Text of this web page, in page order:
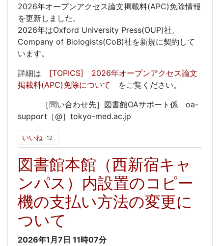
2026年オープンアクセス論文掲載料(APC)免除情報
を更新しました。
2026年はOxford University Press(OUP)社、
Company of Biologists(CoB)社を新規に契約して
います。
詳細は [TOPICS] 2026年オープンアクセス論文
掲載料(APC)免除について をご覧ください。
［問い合わせ先］図書館OAサポート係 oa-
support［@］tokyo-med.ac.jp
いいね 12
図書館本館（西新宿キャ
ンパス）内設置のコピー
機の支払い方法の変更に
ついて
2026年1月7日 11時07分